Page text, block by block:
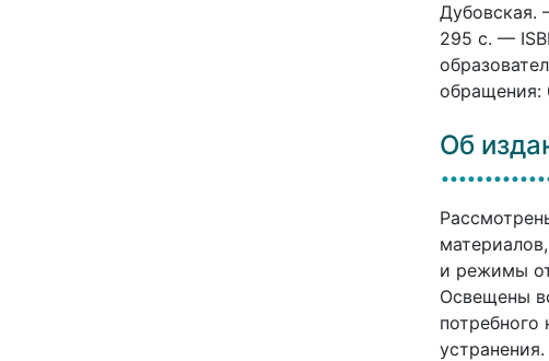
Дубовская.
295 c. —
обращения:
Об
и режимы
Освещены